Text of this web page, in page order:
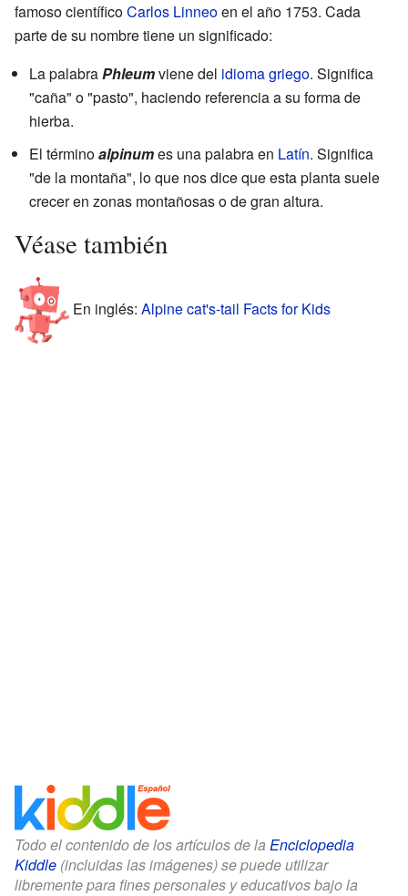
famoso científicoCarlos Linneoen el año 1753. Cada
parte de su nombre tiene un significado:
La palabraPhleumviene del idioma griego. Significa
"caña" o "pasto", haciendo referencia a su forma de
hierba.
El términoalpinumes una palabra en Latín. Significa
"de la montaña", lo que nos dice que esta planta suele
crecer en zonas montañosas o de gran altura.
Véase también
En inglés: Alpine cat's-tail Facts for Kids
Todo el contenido de los artículos de la Enciclopedia
Kiddle (incluidas las imágenes) se puede utilizar
libremente para fines personales y educativos bajo la